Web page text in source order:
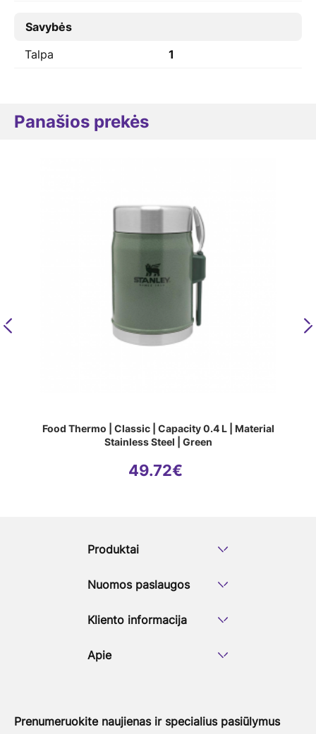
Savybės
Talpa
1
Panašios prekės
Previous
Food Thermo | Classic | Capacity 0.4 L | Material
Stainless Steel | Green
49.72€
Produktai
Nuomos paslaugos
Kliento informacija
Apie
Prenumeruokite naujienas ir specialius pasiūlymus